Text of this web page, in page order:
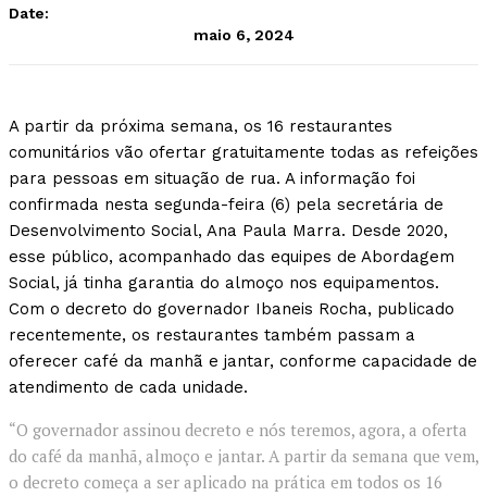
Date:
maio 6, 2024
A partir da próxima semana, os 16 restaurantes
comunitários vão ofertar gratuitamente todas as refeições
para pessoas em situação de rua. A informação foi
confirmada nesta segunda-feira (6) pela secretária de
Desenvolvimento Social, Ana Paula Marra. Desde 2020,
esse público, acompanhado das equipes de Abordagem
Social, já tinha garantia do almoço nos equipamentos.
Com o decreto do governador Ibaneis Rocha, publicado
recentemente, os restaurantes também passam a
oferecer café da manhã e jantar, conforme capacidade de
atendimento de cada unidade.
“O governador assinou decreto e nós teremos, agora, a oferta
do café da manhã, almoço e jantar. A partir da semana que vem,
o decreto começa a ser aplicado na prática em todos os 16